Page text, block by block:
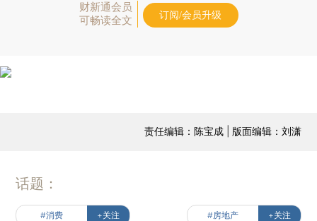
财新通会员
可畅读全文
订阅/会员升级
责任编辑：陈宝成 | 版面编辑：刘潇
话题：
#消费 +关注 #房地产 +关注